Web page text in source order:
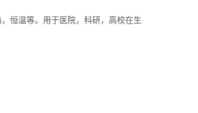
恒温等。用于医院，科研，高校在生